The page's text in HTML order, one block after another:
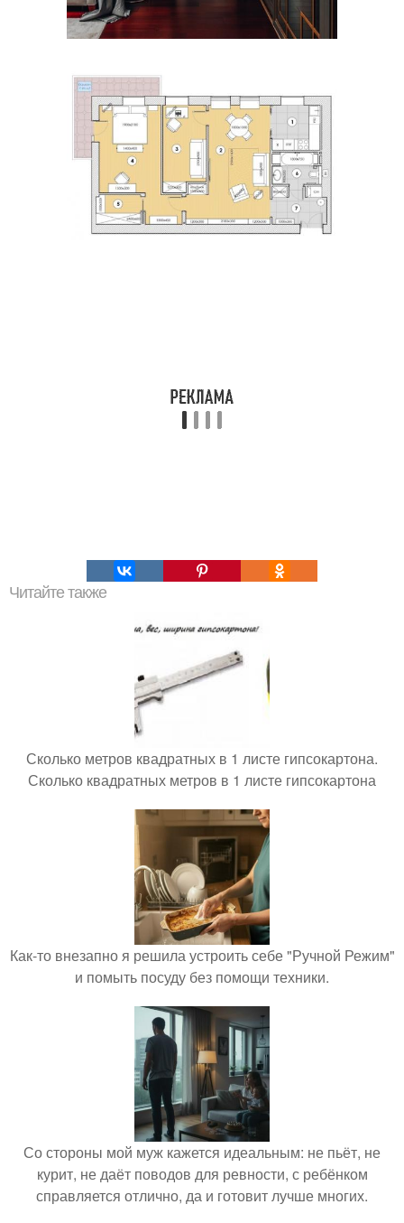
Читайте также
Сколько метров квадратных в 1 листе гипсокартона.
Сколько квадратных метров в 1 листе гипсокартона
Как-то внезапно я решила устроить себе "Ручной Режим"
и помыть посуду без помощи техники.
Со стороны мой муж кажется идеальным: не пьёт, не
курит, не даёт поводов для ревности, с ребёнком
справляется отлично, да и готовит лучше многих.